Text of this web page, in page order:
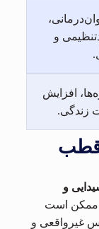
و
افزایش
زندگی.
قطب
و
ممکن است
غیرواقعی و